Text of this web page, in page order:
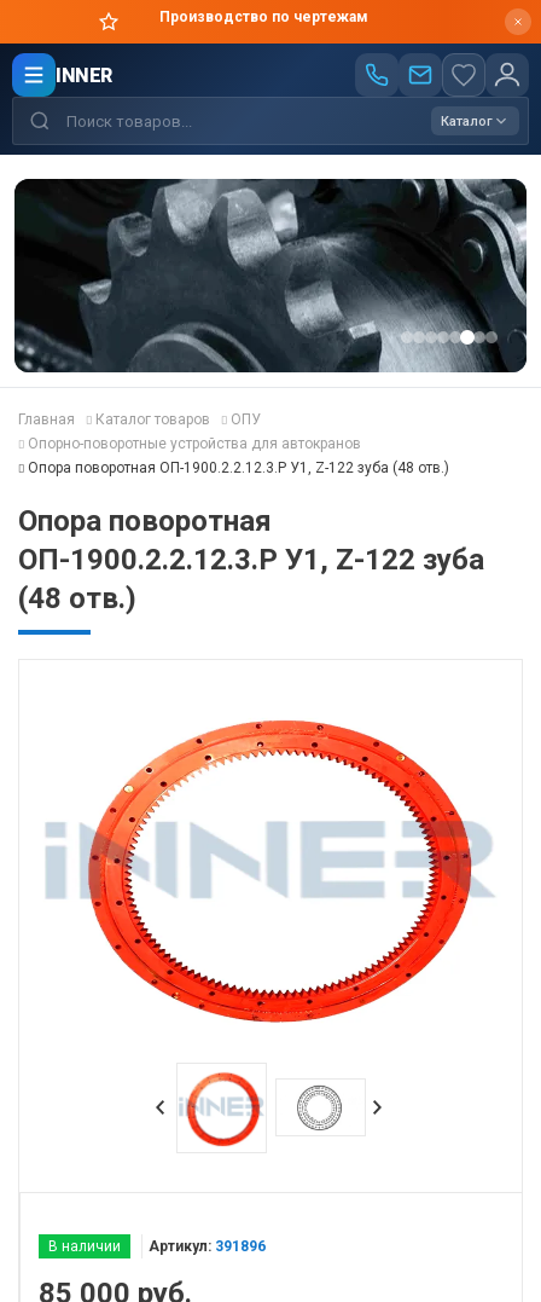
Подбор аналогов
INNER
Каталог
Главная Каталог товаров
ОПУ
Опорно-поворотные устройства для автокранов
Опора поворотная ОП-1900.2.2.12.3.Р У1, Z-122 зуба (48 отв.)
Опора поворотная
ОП-1900.2.2.12.3.Р У1, Z-122 зуба
(48 отв.)
В наличии Артикул: 391896
85 000 руб.